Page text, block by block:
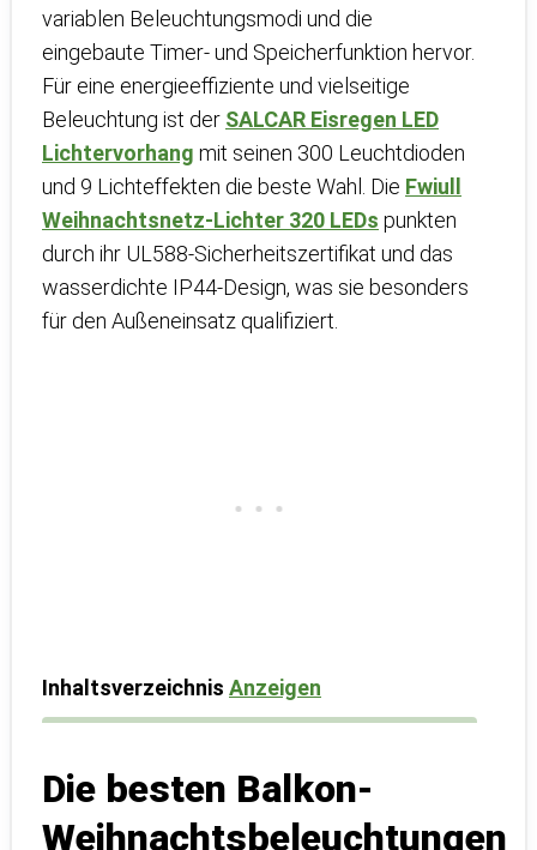
variablen Beleuchtungsmodi und die
eingebaute Timer- und Speicherfunktion hervor.
Für eine energieeffiziente und vielseitige
Beleuchtung ist der SALCAR Eisregen LED
Lichtervorhang mit seinen 300 Leuchtdioden
und 9 Lichteffekten die beste Wahl. Die Fwiull
Weihnachtsnetz-Lichter 320 LEDs punkten
durch ihr UL588-Sicherheitszertifikat und das
wasserdichte IP44-Design, was sie besonders
für den Außeneinsatz qualifiziert.
Inhaltsverzeichnis Anzeigen
Die besten Balkon-
Weihnachtsbeleuchtungen